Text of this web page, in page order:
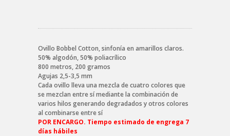
Ovillo Bobbel Cotton, sinfonía en amarillos claros.
50% algodón, 50% poliacrílico
800 metros, 200 gramos
Agujas 2,5-3,5 mm
Cada ovillo lleva una mezcla de cuatro colores que
se mezclan entre sí mediante la combinación de
varios hilos generando degradados y otros colores
al combinarse entre sí
POR ENCARGO. Tiempo estimado de engrega 7
días hábiles